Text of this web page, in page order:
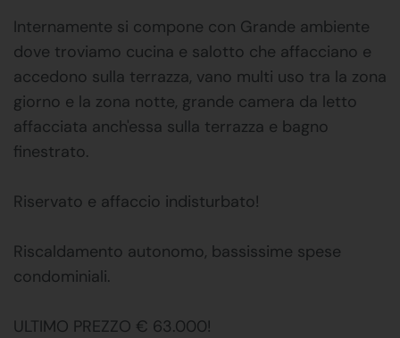
Internamente si compone con Grande ambiente
dove troviamo cucina e salotto che affacciano e
accedono sulla terrazza, vano multi uso tra la zona
giorno e la zona notte, grande camera da letto
affacciata anch'essa sulla terrazza e bagno
finestrato.
Riservato e affaccio indisturbato!
Riscaldamento autonomo, bassissime spese
condominiali.
ULTIMO PREZZO € 63.000!